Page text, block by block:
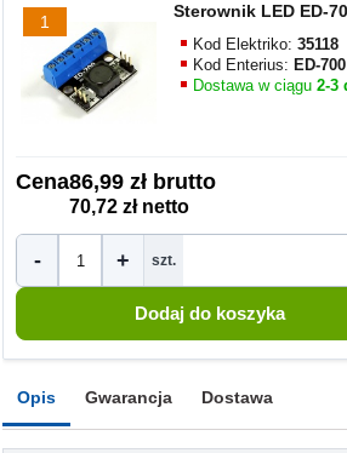
1
Sterownik LED ED-
Kod Elektriko:35118
Kod Enterius: ED-700
Dostawa w ciągu2-3
Cena86,99 zł brutto
70,72 zł netto
- + szt.
Opis Gwarancja Dostawa